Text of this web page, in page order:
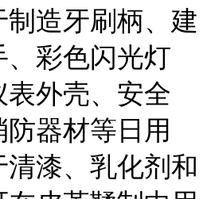
造牙刷柄、建
彩色闪光灯
外壳、安全
器材等日用
漆、乳化剂和